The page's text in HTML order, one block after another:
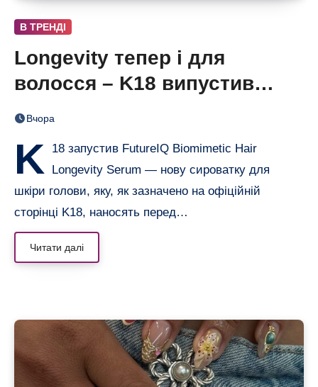
В ТРЕНДІ
Longevity тепер і для
волосся – K18 випустив
нічну сироватку FutureIQ
Вчора
K
18 запустив FutureIQ Biomimetic Hair
Longevity Serum — нову сироватку для
шкіри голови, яку, як зазначено на офіційній
сторінці K18, наносять перед…
Читати далі